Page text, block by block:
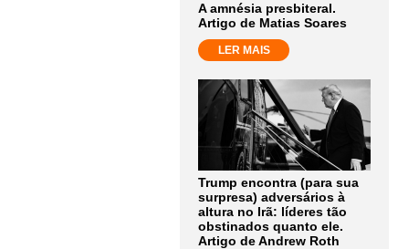
A amnésia presbiteral.
Artigo de Matias Soares
LER MAIS
Trump encontra (para sua
surpresa) adversários à
altura no Irã: líderes tão
obstinados quanto ele.
Artigo de Andrew Roth